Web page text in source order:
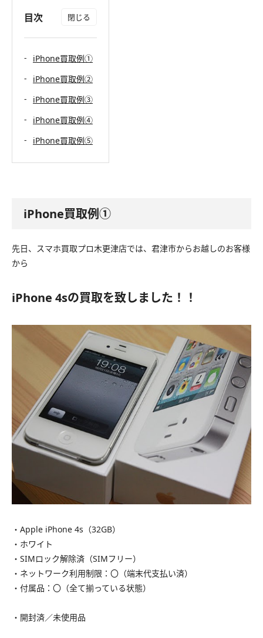
目次
iPhone買取例①
iPhone買取例②
iPhone買取例③
iPhone買取例④
iPhone買取例⑤
iPhone買取例①
先日、スマホ買取プロ木更津店では、君津市からお越しのお客様
から
iPhone 4sの買取を致しました！！
・Apple iPhone 4s（32GB）
・ホワイト
・SIMロック解除済（SIMフリー）
・ネットワーク利用制限：〇（端末代支払い済）
・付属品：〇（全て揃っている状態）
・開封済／未使用品